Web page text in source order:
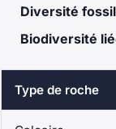
Diversité
Biodiversité
Type de roche